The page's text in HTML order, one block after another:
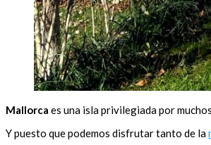
Mallorca es una isla privilegiada por
Y puesto que podemos disfrutar tanto de la